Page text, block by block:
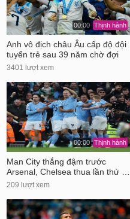
00:00 Thịnh hành
Anh vô địch châu Âu cấp độ đội
tuyển trẻ sau 39 năm chờ đợi
3401 lượt xem
00:00 Thịnh hành
Man City thắng đậm trước
Arsenal, Chelsea thua lần thứ …
209 lượt xem